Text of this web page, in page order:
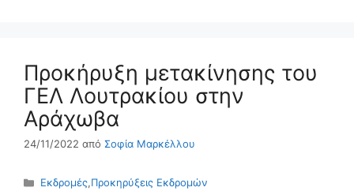
Προκήρυξη μετακίνησης του
ΓΕΛ Λουτρακίου στην
Αράχωβα
24/11/2022 από Σοφία Μαρκέλλου
Κατηγορίες
Εκδρομές,Προκηρύξεις Εκδρομών